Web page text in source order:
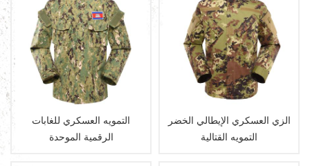
التمويه العسكري للغابات
الرقمية الموحدة
الزي العسكري الإيطالي الخضر
التمويه القتالية